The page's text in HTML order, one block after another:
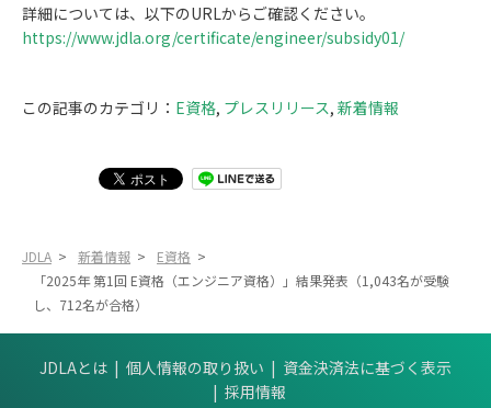
詳細については、以下のURLからご確認ください。
https://www.jdla.org/certificate/engineer/subsidy01/
この記事のカテゴリ： E資格, プレスリリース, 新着情報
JDLA > 新着情報 > E資格 >
「2025年 第1回 E資格（エンジニア資格）」結果発表（1,043名が受験
し、712名が合格）
JDLAとは 個人情報の取り扱い
資金決済法に基づく表示
採用情報